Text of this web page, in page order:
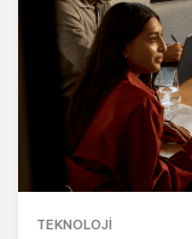
TEKNOLOJI